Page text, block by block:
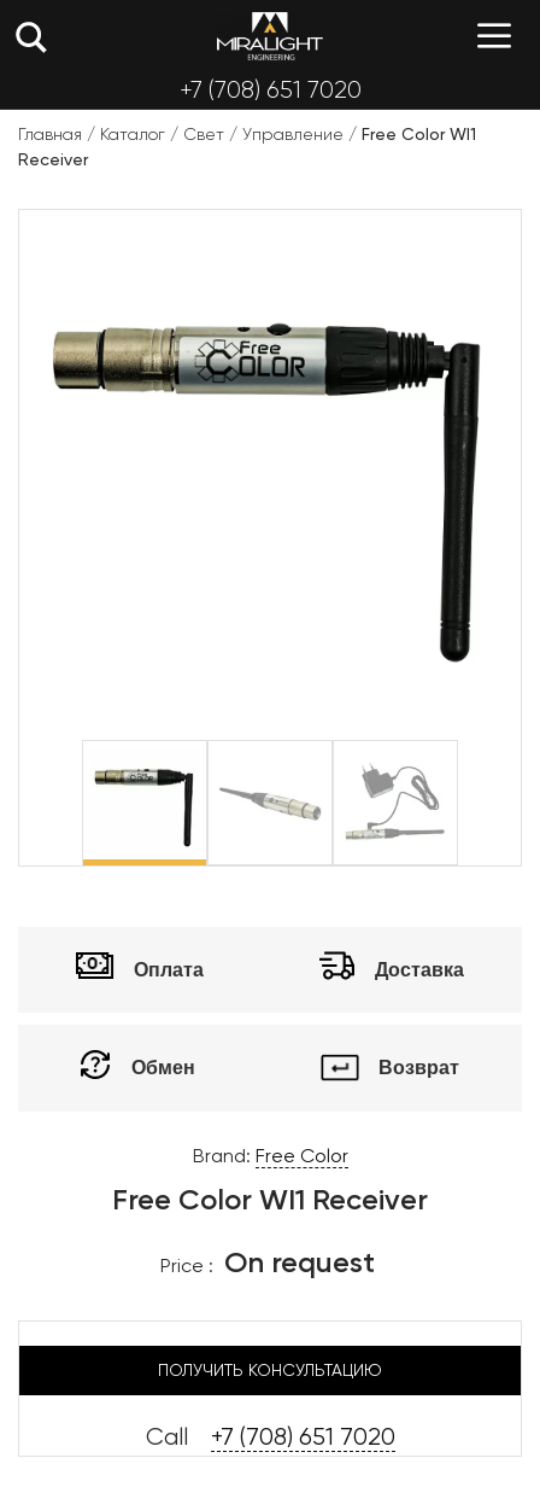
+7 (708) 651 7020
Главная / Каталог / Свет / Управление / Free Color WI1
Receiver
Оплата Доставка
Обмен Возврат
Brand: Free Color
Free Color WI1 Receiver
Price : On request
ПОЛУЧИТЬ КОНСУЛЬТАЦИЮ
Call +7 (708) 651 7020